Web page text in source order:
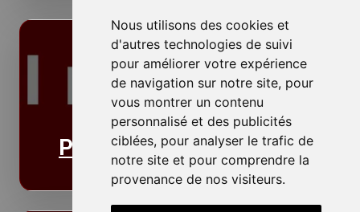
Nous utilisons des cookies et
d'autres technologies de suivi
pour améliorer votre expérience
de navigation sur notre site, pour
vous montrer un contenu
personnalisé et des publicités
ciblées, pour analyser le trafic de
notre site et pour comprendre la
provenance de nos visiteurs.
Plafonds